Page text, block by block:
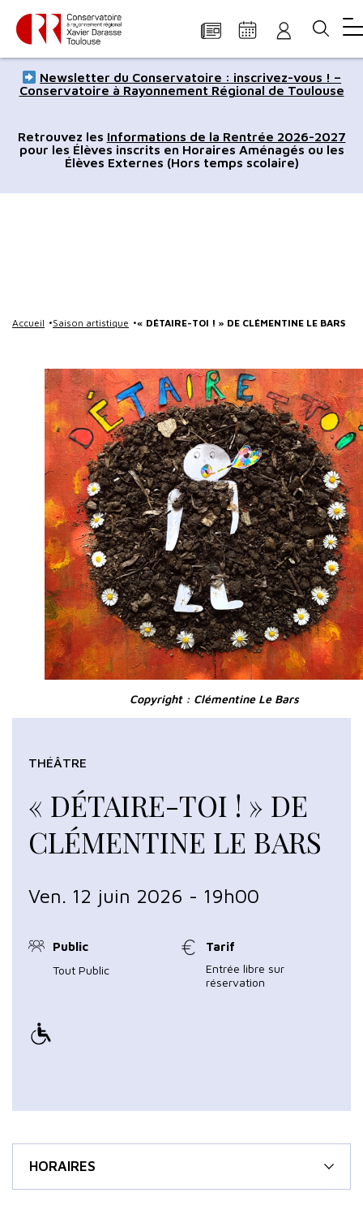
Panneau de gestion des cookies
Aller
au
principal
à
navigation
à
recherche
au
de
page
au
du
site
Newsletter du Conservatoire : inscrivez-vous ! –
Conservatoire à Rayonnement Régional de Toulouse
Retrouvez les Informations de la Rentrée 2026-2027
pour les Élèves inscrits en Horaires Aménagés ou les
Élèves Externes (Hors temps scolaire)
Accueil Saison artistique « DÉTAIRE-TOI ! » DE CLÉMENTINE LE BARS
Copyright : Clémentine Le Bars
« DÉTAIRE-TOI ! » DE
CLÉMENTINE LE BARS
THÉÂTRE
Ven. 12 juin 2026 - 19h00
Public
Tout Public
Tarif
Entrée libre sur
réservation
HORAIRES